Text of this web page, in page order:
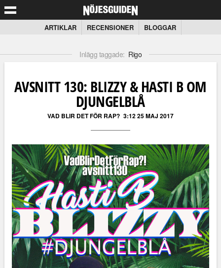
ARTIKLAR RECENSIONER BLOGGAR
Inlägg taggade: Rigo
AVSNITT 130: BLIZZY & HASTI B OM
DJUNGELBLÅ
VAD BLIR DET FÖR RAP? 3:12 25 MAJ 2017